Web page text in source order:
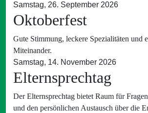
Samstag, 26. September 2026
Oktoberfest
Gute Stimmung, leckere Spezialitäten und
Miteinander.
Samstag, 14. November 2026
Elternsprechtag
Der Elternsprechtag bietet Raum für
und den persönlichen Austausch über die